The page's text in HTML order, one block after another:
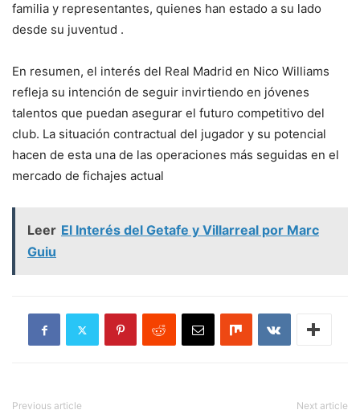
familia y representantes, quienes han estado a su lado
desde su juventud​ ​.
En resumen, el interés del Real Madrid en Nico Williams
refleja su intención de seguir invirtiendo en jóvenes
talentos que puedan asegurar el futuro competitivo del
club. La situación contractual del jugador y su potencial
hacen de esta una de las operaciones más seguidas en el
mercado de fichajes actual​
Leer El Interés del Getafe y Villarreal por Marc
Guiu
Previous article Next article